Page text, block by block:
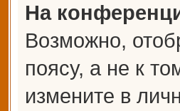
На
Возможно,
поясу, а не к
измените в